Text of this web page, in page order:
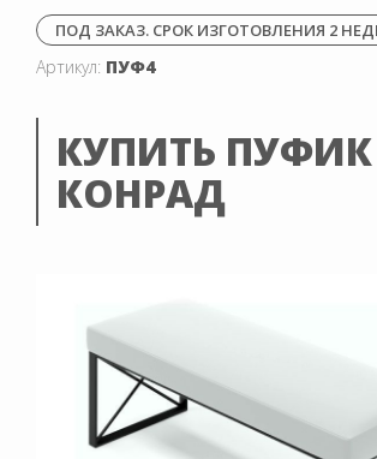
ПОД ЗАКАЗ. СРОК ИЗГОТОВЛЕНИЯ 2
Артикул: ПУФ4
КУПИТЬ ПУФИК
КОНРАД